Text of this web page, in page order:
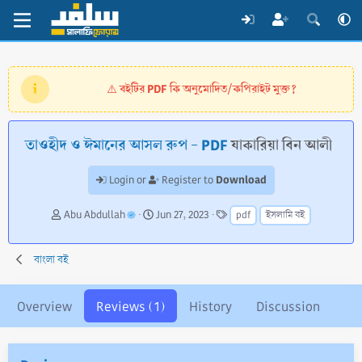
⚠️বইটির PDF কি অনুমোদিত/কপিরাইট মুক্ত?
তাওহীদ ও ঈমানের আসল রুপ - PDFযাকারিয়া বিন আলী
Login or Register to Download
A
t
h
r
Abu Abdullah
C
e
i
o
n
Jun 27, 2023
T
a
g
pdf ইসলামি বই
বাংলা বই
Overview Reviews (1) History Discussion